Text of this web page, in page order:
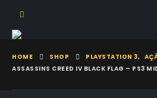
HOME SHOP PLAYSTATION 3,
ASSASSINS CREED IV BLACK FLAG – PS3